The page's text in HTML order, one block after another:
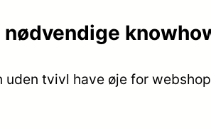
uden tvivl have øje for